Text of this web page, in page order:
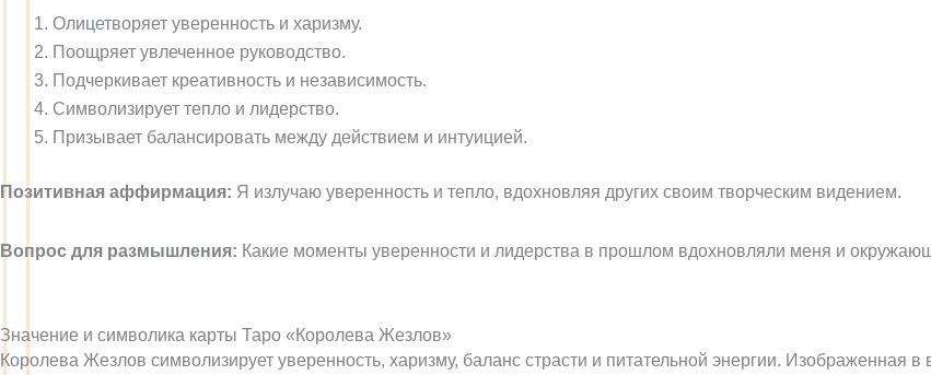
Олицетворяет уверенность и харизму.
Поощряет увлеченное руководство.
Подчеркивает креативность и независимость.
Символизирует тепло и лидерство.
Призывает балансировать между действием и интуицией.
Позитивная аффирмация: Я излучаю уверенность и тепло, вдохновляя других своим творческим видением.
Вопрос для размышления: Какие моменты уверенности и лидерства в прошлом вдохновляли меня и
Значение и символика карты Таро «Королева Жезлов»
Королева Жезлов символизирует уверенность, харизму, баланс страсти и питательной энергии.